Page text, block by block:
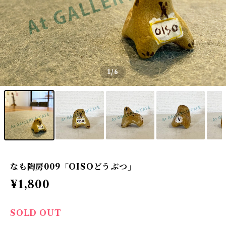
1/6
なも陶房009「OISOどうぶつ」
¥1,800
SOLD OUT